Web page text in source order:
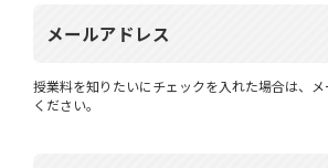
メールアドレス
授業料を知りたいにチェックを入れた場合は、
ください。